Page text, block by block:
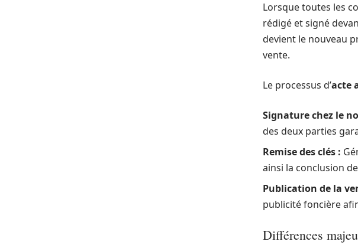
Lorsque toutes les
rédigé et signé
devient le nouveau
vente.
Le processus d’acte
Signature chez le
des deux parties
Remise des clés :
ainsi la conclusion
Publication de la
publicité foncière
Différences